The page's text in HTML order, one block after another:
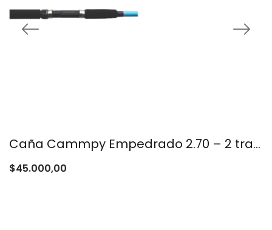
Caña Cammpy Empedrado 2.70 – 2 tramos
$45.000,00